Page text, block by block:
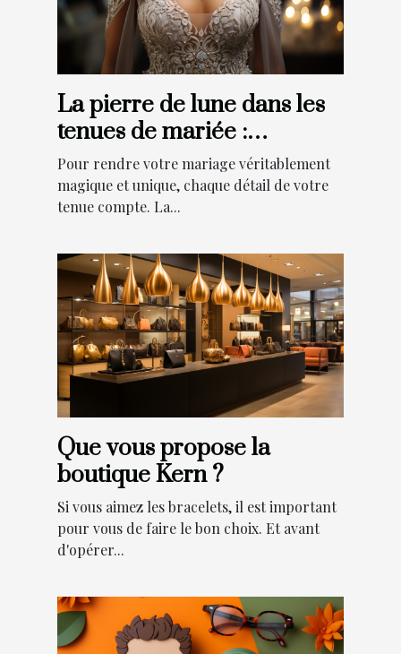
La pierre de lune dans les
tenues de mariée :
comment ajouter une
touche de magie à votre
grand jour ?
Pour rendre votre mariage véritablement
magique et unique, chaque détail de votre
tenue compte. La...
Que vous propose la
boutique Kern ?
Si vous aimez les bracelets, il est important
pour vous de faire le bon choix. Et avant
d'opérer...